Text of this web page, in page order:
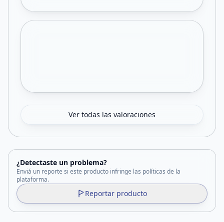
Ver todas las valoraciones
¿Detectaste un problema?
Enviá un reporte si este producto infringe las políticas de la
plataforma.
Reportar producto